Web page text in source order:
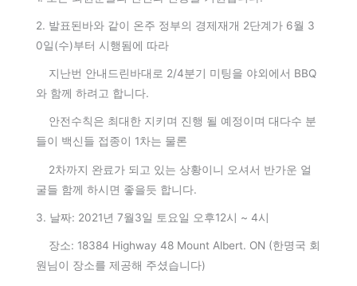
2. 발표된바와 같이 온주 정부의 경제재개 2단계가 6월 3
0일(수)부터 시행됨에 따라
지난번 안내드린바대로 2/4분기 미팅을 야외에서 BBQ
와 함께 하려고 합니다.
안전수칙은 최대한 지키며 진행 될 예정이며 대다수 분
들이 백신들 접종이 1차는 물론
2차까지 완료가 되고 있는 상황이니 오셔서 반가운 얼
굴들 함께 하시면 좋을듯 합니다.
3. 날짜: 2021년 7월3일 토요일 오후12시 ~ 4시
장소: 18384 Highway 48 Mount Albert. ON (한명국 회
원님이 장소를 제공해 주셨습니다)